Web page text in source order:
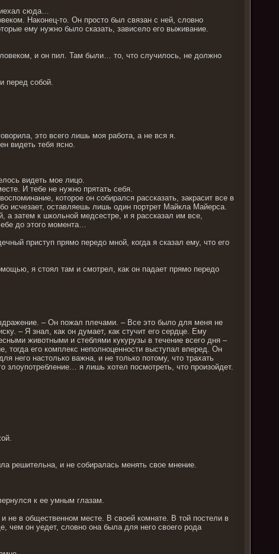
сюда…
Наконец-то. Он просто был связан с ней, словно
ему нужно было сказать, зависело его выживание.
и он пил. Там были… то, что случилось, не должно
перед собой.
это всего лишь моя работа, а не вся я.
видеть тебя ясно.
видеть мое лицо.
И тебе не нужно прятать себя.
которое он собирался рассказать, закрасит все в
исчезает, оставляешь лишь один портрет Майкла Майерса.
затем к школьной медсестре, и я рассказал им все,
до этого момента…
приступ прямо передо мной, когда я сказал ему, что его
я стоял там и смотрел, как он падает прямо передо
– Он пожал плечами. – Все это было для меня не
– Я знал, как он думает, как стучит его сердце. Ему
животными и стеблями кукурузы в течение всего дня –
его комплекс неполноценности выступал вперед. Он
него настолько важна, и не только потому, что трахать
злоупотребление… я лишь хотел посмотреть, что произойдет.
решительна, и не собиралась менять свое мнение.
к ее умным глазам.
не в общественном месте. В своей комнате. В той постели в
чем он уедет, словно она была для него своего рода